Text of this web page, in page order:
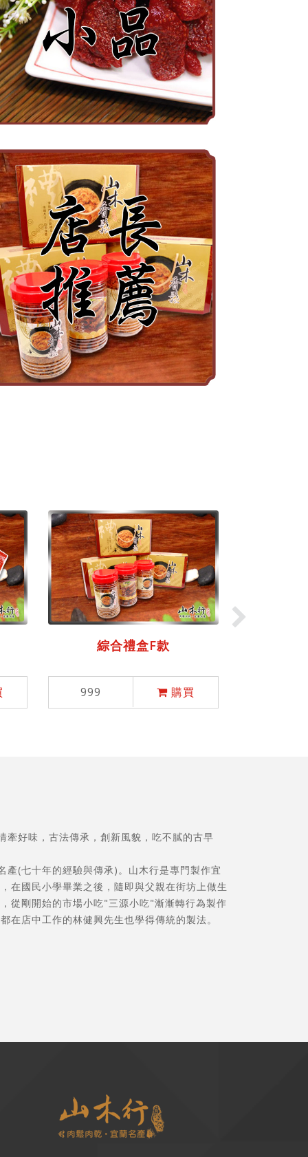
綜合禮盒F款
999 購買
牽好味，古法傳承，創新風貌，吃不膩的古早
產(七十年的經驗與傳承)。山木行是專門製作宜
在國民小學畢業之後，隨即與父親在街坊上做生
從剛開始的市場小吃"三源小吃"漸漸轉行為製作
在店中工作的林健興先生也學得傳統的製法。